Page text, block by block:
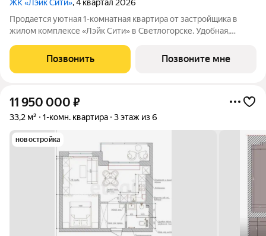
ЖК «Лэйк Сити», 4 квартал 2026
Продается уютная 1-комнатная квартира от застройщика в
жилом комплексе «Лэйк Сити» в Светлогорске. Удобная,
кухня-гостиная 14.62 м, вместительная прихожая 3.52 м. Общая
площадь квартиры - 33.83 м,
Позвонить Позвоните мне
11 950 000 ₽
33,2 м² 1-комн. квартира 3 этаж из 6
новостройка